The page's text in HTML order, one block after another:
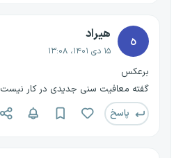
ه هیراد
۱۵ دی ۱۴۰۱، ۱۳:۰۸
برعکس
گفته معافیت سنی جدیدی در کار نیست
پاسخ